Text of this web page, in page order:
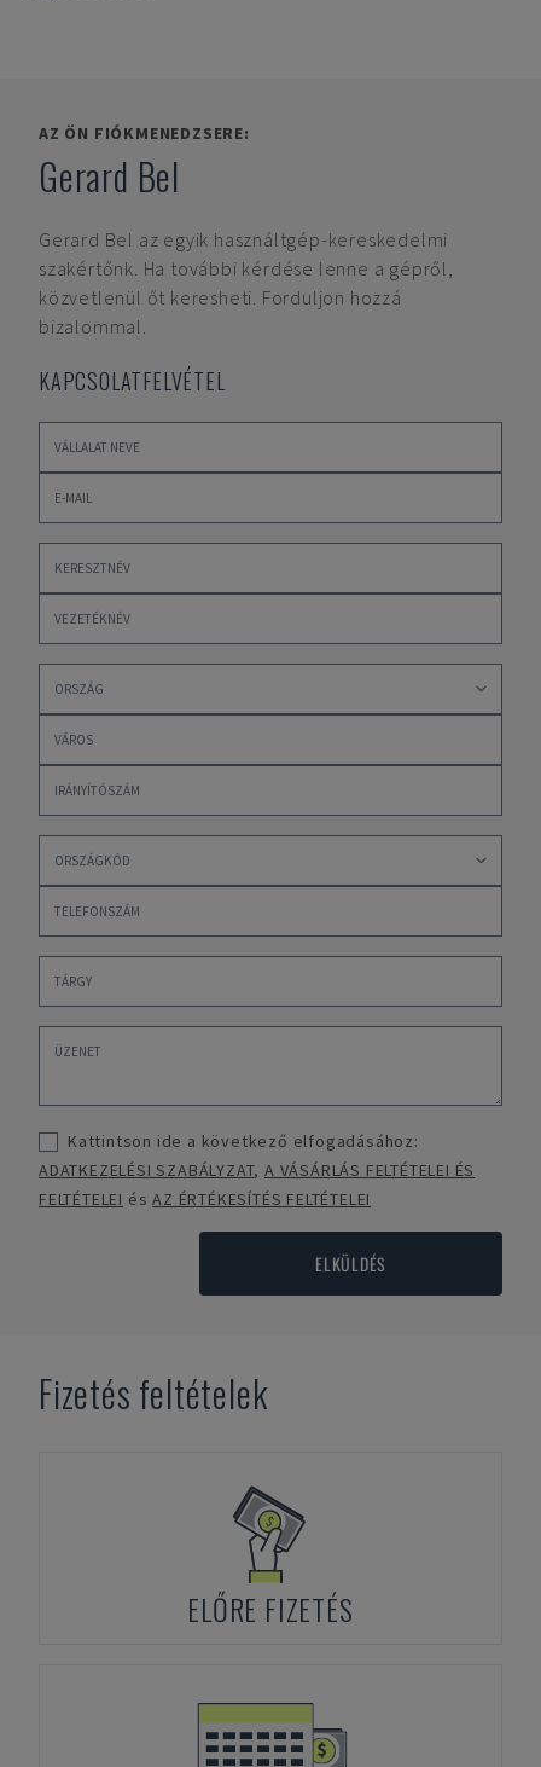
AZ ÖN FIÓKMENEDZSERE:
Gerard Bel
Gerard Bel az egyik használtgép-kereskedelmi
szakértőnk. Ha további kérdése lenne a gépről,
közvetlenül őt keresheti. Forduljon hozzá
bizalommal.
KAPCSOLATFELVÉTEL
Kattintson ide a következő elfogadásához:
ADATKEZELÉSI SZABÁLYZAT,A VÁSÁRLÁS FELTÉTELEI ÉS
FELTÉTELEI ésAZ ÉRTÉKESÍTÉS FELTÉTELEI
ELKÜLDÉS
Fizetés feltételek
ELŐRE FIZETÉS